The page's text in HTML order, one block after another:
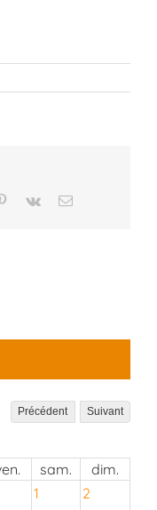
Pinterest
Vk Email
Précédent Suivant
sam.
dim.
1 2